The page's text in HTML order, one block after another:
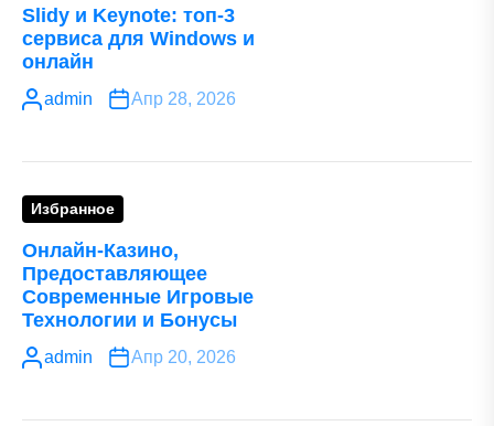
Slidy и Keynote: топ-3
сервиса для Windows и
онлайн
admin Апр 28, 2026
Избранное
Онлайн-Казино,
Предоставляющее
Современные Игровые
Технологии и Бонусы
admin Апр 20, 2026